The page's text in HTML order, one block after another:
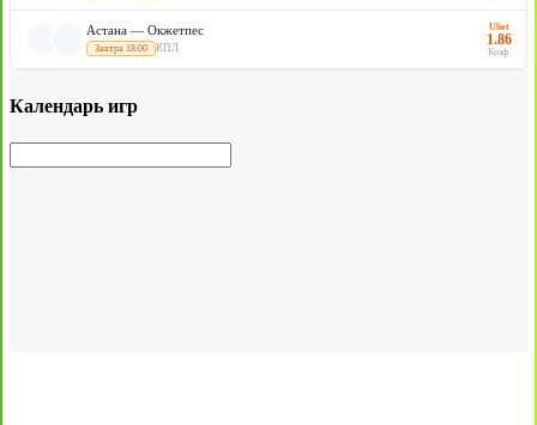
Астана — Окжетпес
Завтра 18:00 КПЛ
Ubet
1.86
Коэф.
Календарь игр